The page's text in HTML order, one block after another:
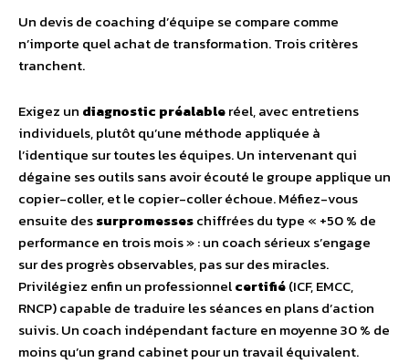
Un devis de coaching d’équipe se compare comme
n’importe quel achat de transformation. Trois critères
tranchent.
Exigez un diagnostic préalableréel, avec entretiens
individuels, plutôt qu’une méthode appliquée à
l’identique sur toutes les équipes. Un intervenant qui
dégaine ses outils sans avoir écouté le groupe applique un
copier-coller, et le copier-coller échoue. Méfiez-vous
ensuite dessurpromesseschiffrées du type « +50 % de
performance en trois mois » : un coach sérieux s’engage
sur des progrès observables, pas sur des miracles.
Privilégiez enfin un professionnelcertifié(ICF, EMCC,
RNCP) capable de traduire les séances en plans d’action
suivis. Un coach indépendant facture en moyenne 30 % de
moins qu’un grand cabinet pour un travail équivalent.